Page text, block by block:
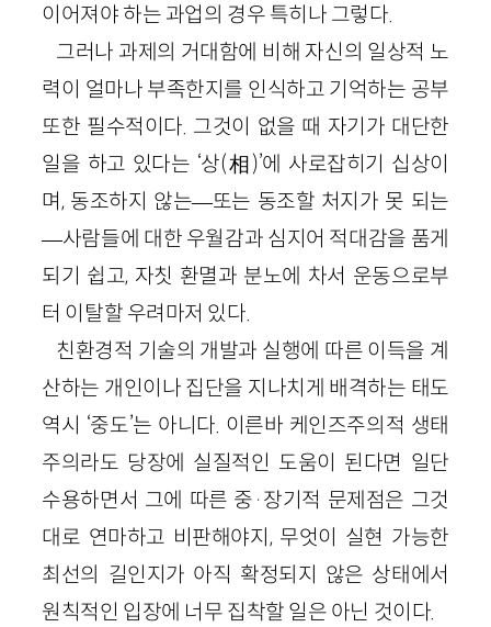
이어져야 하는 과업의 경우 특히나 그렇다.
그러나 과제의 거대함에 비해 자신의 일상적 노
력이 얼마나 부족한지를 인식하고 기억하는 공부
또한 필수적이다. 그것이 없을 때 자기가 대단한
일을 하고 있다는 ‘상(相)’에 사로잡히기 십상이
며, 동조하지 않는—또는 동조할 처지가 못 되는
—사람들에 대한 우월감과 심지어 적대감을 품게
되기 쉽고, 자칫 환멸과 분노에 차서 운동으로부
터 이탈할 우려마저 있다.
친환경적 기술의 개발과 실행에 따른 이득을 계
산하는 개인이나 집단을 지나치게 배격하는 태도
역시 ‘중도’는 아니다. 이른바 케인즈주의적 생태
주의라도 당장에 실질적인 도움이 된다면 일단
수용하면서 그에 따른 중·장기적 문제점은 그것
대로 연마하고 비판해야지, 무엇이 실현 가능한
최선의 길인지가 아직 확정되지 않은 상태에서
원칙적인 입장에 너무 집착할 일은 아닌 것이다.